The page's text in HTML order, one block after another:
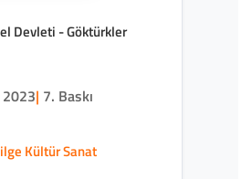
Devleti - Göktürkler
2023| 7. Baskı
Kültür Sanat